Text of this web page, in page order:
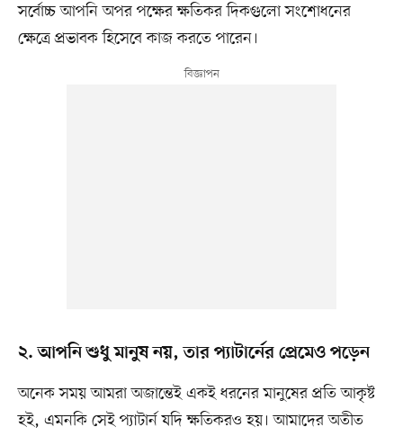
সর্বোচ্চ আপনি অপর পক্ষের ক্ষতিকর দিকগুলো সংশোধনের
ক্ষেত্রে প্রভাবক হিসেবে কাজ করতে পারেন।
২. আপনি শুধু মানুষ নয়, তার প্যাটার্নের প্রেমেও পড়েন
অনেক সময় আমরা অজান্তেই একই ধরনের মানুষের প্রতি আকৃষ্ট
হই, এমনকি সেই প্যাটার্ন যদি ক্ষতিকরও হয়। আমাদের অতীত